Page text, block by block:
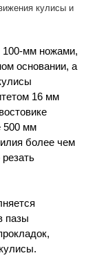
кулисы и
100-мм ножами,
основании, а
16 мм
500 мм
более чем
пазы